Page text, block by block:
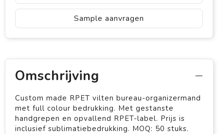
Sample aanvragen
Omschrijving
Custom made RPET vilten bureau-organizermand
met full colour bedrukking. Met gestanste
handgrepen en opvallend RPET-label. Prijs is
inclusief sublimatiebedrukking. MOQ: 50 stuks.